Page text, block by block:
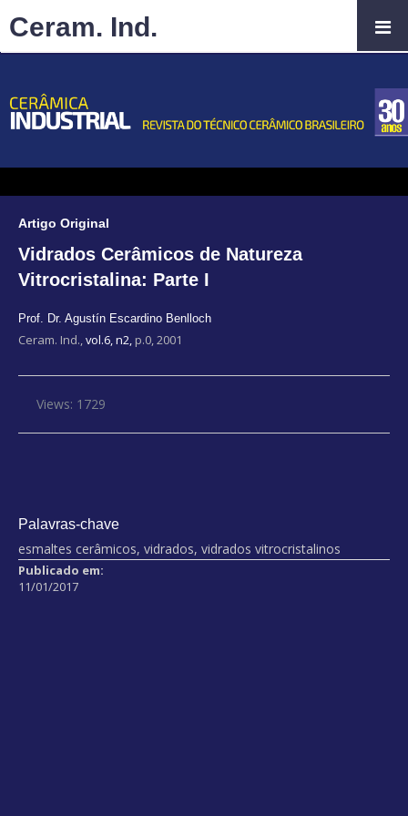
Artigo Original
Vidrados Cerâmicos de Natureza
Vitrocristalina: Parte I
Prof. Dr. Agustín Escardino Benlloch
Ceram. Ind.,vol.6, n2, p.0, 2001
Views: 1729
Palavras-chave
esmaltes cerâmicos, vidrados, vidrados vitrocristalinos
Publicado em:
11/01/2017
Ceram. Ind.